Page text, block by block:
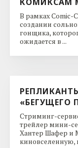
В рамках Comic-
создании
гонщика,
ожидается в ...
«БЕГУЩЕГО
Стриминг-
трейлер мини-
Хантер Шафер и
киновселенную,